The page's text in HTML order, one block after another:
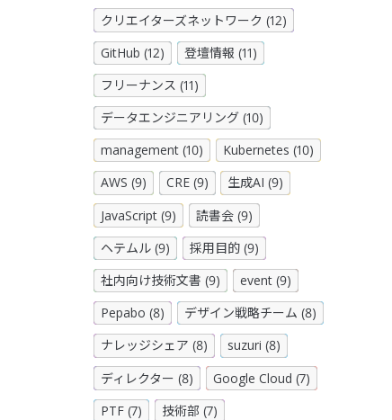
クリエイターズネットワーク (12)
GitHub (12)
登壇情報 (11)
フリーナンス (11)
データエンジニアリング (10)
management (10)
Kubernetes (10)
AWS (9)
CRE (9)
生成AI (9)
JavaScript (9)
読書会 (9)
ヘテムル (9)
採用目的 (9)
社内向け技術文書 (9)
event (9)
Pepabo (8)
デザイン戦略チーム (8)
ナレッジシェア (8)
suzuri (8)
ディレクター (8)
Google Cloud (7)
PTF (7)
技術部 (7)